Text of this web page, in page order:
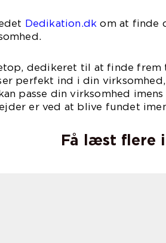
Dedikation.dk om at finde
dedikeret til at finde
perfekt ind i din
passe din virksomhed
er ved at blive fundet
Få læst flere